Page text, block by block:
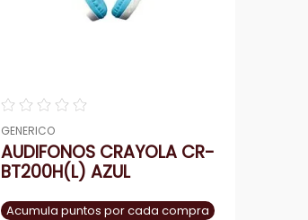
☆☆☆☆☆
GENERICO
AUDIFONOS CRAYOLA CR-
BT200H(L) AZUL
Acumula puntos por cada compra